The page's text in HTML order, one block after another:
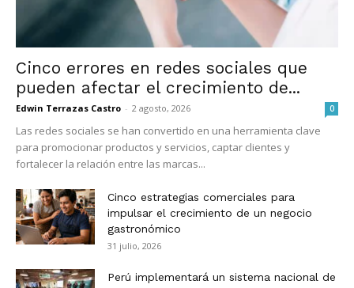
Cinco errores en redes sociales que
pueden afectar el crecimiento de...
Edwin Terrazas Castro - 2 agosto, 2026 0
Las redes sociales se han convertido en una herramienta clave
para promocionar productos y servicios, captar clientes y
fortalecer la relación entre las marcas...
Cinco estrategias comerciales para
impulsar el crecimiento de un negocio
gastronómico
31 julio, 2026
Perú implementará un sistema nacional de